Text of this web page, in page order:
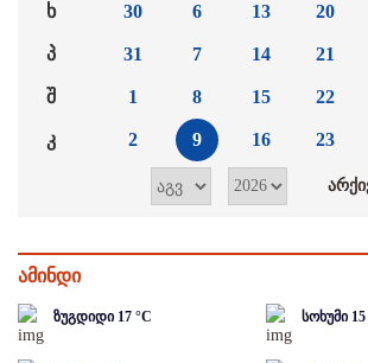
ხ
პ
შ
კ
30
31
1
2
6
7
8
9
13
14
15
16
20
21
22
23
ამინდი
ზუგდიდი 17 °C სოხუმი 15